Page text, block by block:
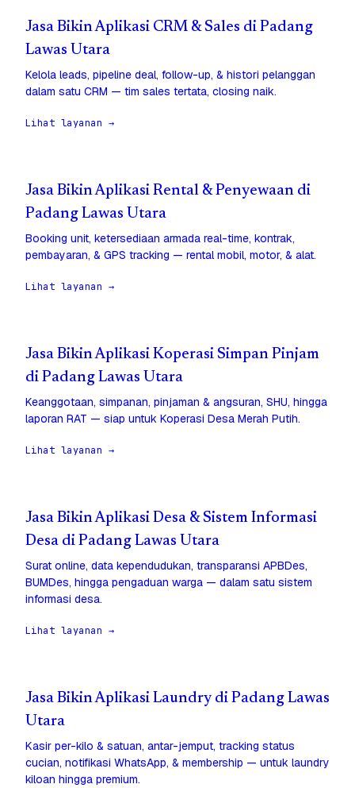
Jasa Bikin Aplikasi CRM & Sales di Padang
Lawas Utara
Kelola leads, pipeline deal, follow-up, & histori pelanggan
dalam satu CRM — tim sales tertata, closing naik.
Lihat layanan →
Jasa Bikin Aplikasi Rental & Penyewaan di
Padang Lawas Utara
Booking unit, ketersediaan armada real-time, kontrak,
pembayaran, & GPS tracking — rental mobil, motor, & alat.
Lihat layanan →
Jasa Bikin Aplikasi Koperasi Simpan Pinjam
di Padang Lawas Utara
Keanggotaan, simpanan, pinjaman & angsuran, SHU, hingga
laporan RAT — siap untuk Koperasi Desa Merah Putih.
Lihat layanan →
Jasa Bikin Aplikasi Desa & Sistem Informasi
Desa di Padang Lawas Utara
Surat online, data kependudukan, transparansi APBDes,
BUMDes, hingga pengaduan warga — dalam satu sistem
informasi desa.
Lihat layanan →
Jasa Bikin Aplikasi Laundry di Padang Lawas
Utara
Kasir per-kilo & satuan, antar-jemput, tracking status
cucian, notifikasi WhatsApp, & membership — untuk laundry
kiloan hingga premium.